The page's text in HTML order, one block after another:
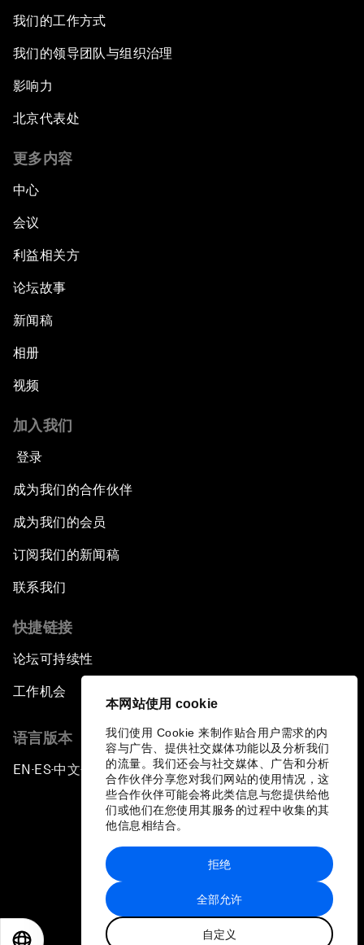
本网站使用 cookie
我们使用 Cookie 来制作贴合用户需求的内
容与广告、提供社交媒体功能以及分析我们
的流量。我们还会与社交媒体、广告和分析
合作伙伴分享您对我们网站的使用情况，这
些合作伙伴可能会将此类信息与您提供给他
们或他们在您使用其服务的过程中收集的其
他信息相结合。
全部允许
自定义
拒绝
我们的工作方式
我们的领导团队与组织治理
影响力
北京代表处
更多内容
中心
会议
利益相关方
论坛故事
新闻稿
相册
视频
加入我们
登录
成为我们的合作伙伴
成为我们的会员
订阅我们的新闻稿
联系我们
快捷链接
论坛可持续性
工作机会
语言版本
EN ▪ES▪中文▪ 日本語
站点地图
世界经济论坛